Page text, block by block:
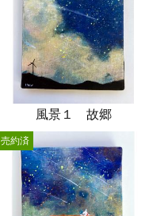
風景１ 故郷
売約済